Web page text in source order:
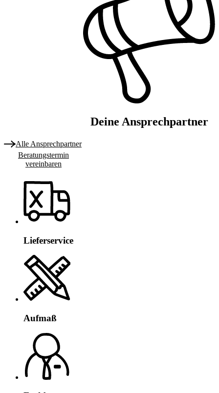
Deine Ansprechpartner
Alle Ansprechpartner
Beratungstermin
vereinbaren
Lieferservice
Aufmaß